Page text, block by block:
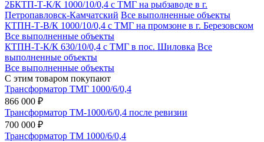
2БКТП-Т-К/К 1000/10/0,4 с ТМГ на рыбзаводе в г.
Петропавловск-Камчатский Все выполненные объекты
КТПН-Т-В/К 1000/10/0,4 с ТМГ на промзоне в г. Березовском
Все выполненные объекты
КТПН-Т-К/К 630/10/0,4 с ТМГ в пос. Шиловка Все
выполненные объекты
Все выполненные объекты
С этим товаром покупают
Трансформатор ТМГ 1000/6/0,4
866 000 ₽
Трансформатор ТМ-1000/6/0,4 после ревизии
700 000 ₽
Трансформатор ТМ 1000/6/0,4